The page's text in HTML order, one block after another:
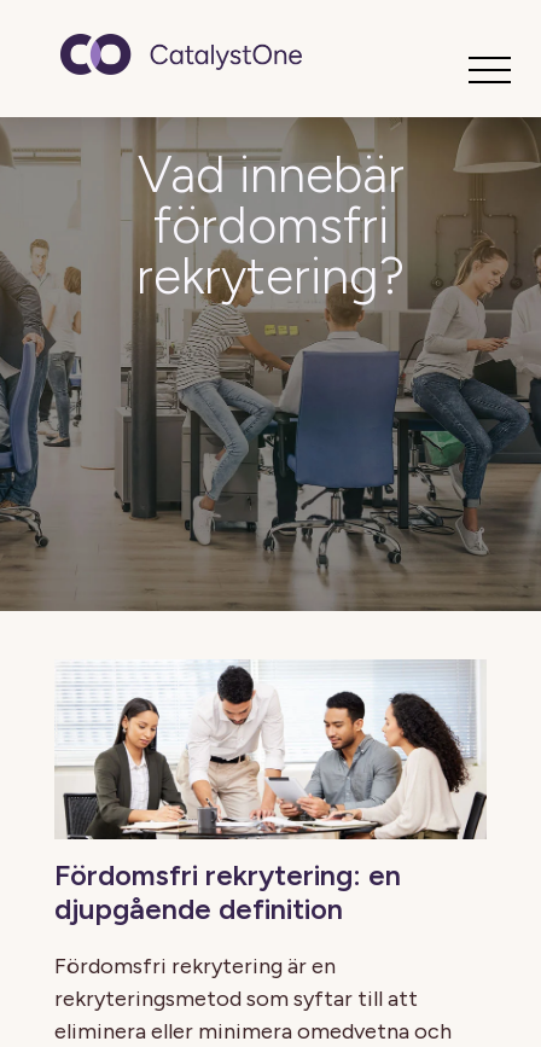
Vad innebär
fördomsfri
rekrytering?
Fördomsfri rekrytering: en
djupgående definition
Fördomsfri rekrytering är en
rekryteringsmetod som syftar till att
eliminera eller minimera omedvetna och